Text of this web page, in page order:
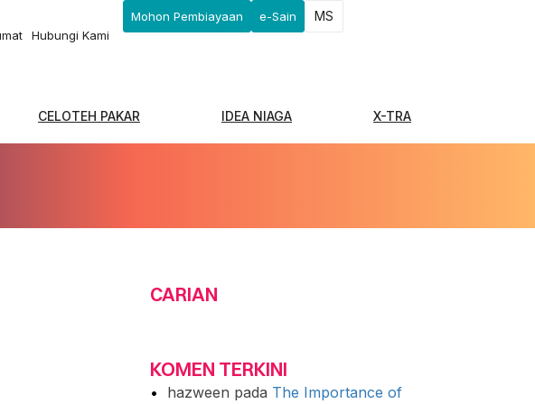
Hubungi Kami
Mohon Pembiayaan e-Sain MS
CELOTEH PAKAR IDEA NIAGA X-TRA
CARIAN
KOMEN TERKINI
hazween pada The Importance of